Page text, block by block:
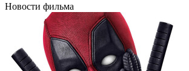
Новости фильма